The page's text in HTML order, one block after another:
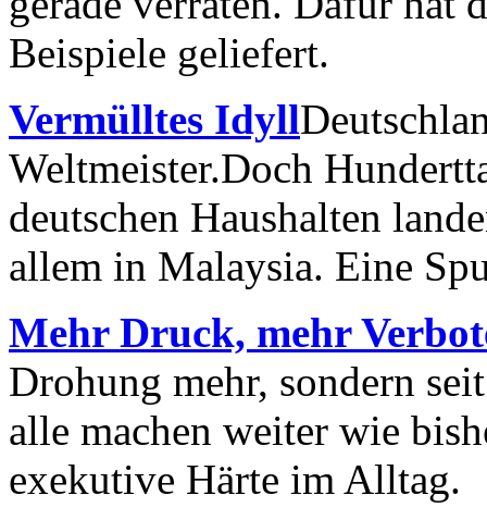
Beispiele geliefert.
Vermülltes Idyll
Weltmeister.Doch
deutschen Haushalten
allem in Malaysia. Eine
Mehr Druck, mehr
Drohung mehr, sondern
alle machen weiter wie
exekutive Härte im Alltag.